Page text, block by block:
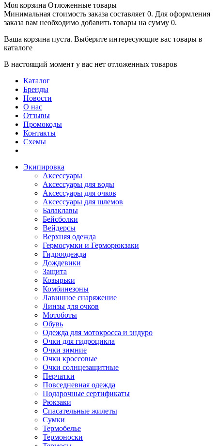
Моя корзина Отложенные товары
Минимальная стоимость заказа составляет 0. Для оформления
заказа вам необходимо добавить товары на сумму 0.
Ваша корзина пуста. Выберите интересующие вас товары в
каталоге
В настоящий момент у вас нет отложенных товаров
Каталог
Бренды
Новости
О нас
Отзывы
Промокоды
Контакты
Схемы
Экипировка
Аксессуары
Аксессуары для воды
Аксессуары для очков
Аксессуары для шлемов
Балаклавы
Бейсболки
Вейдерсы
Верхняя одежда
Гермосумки и Герморюкзаки
Гидроодежда
Дождевики
Защита
Козырьки
Комбинезоны
Лавинное снаряжение
Линзы для очков
Мотоботы
Обувь
Одежда для мотокросса и эндуро
Очки для гидроцикла
Очки зимние
Очки кроссовые
Очки солнцезащитные
Перчатки
Повседневная одежда
Подарочные сертификаты
Рюкзаки
Спасательные жилеты
Сумки
Термобелье
Термоноски